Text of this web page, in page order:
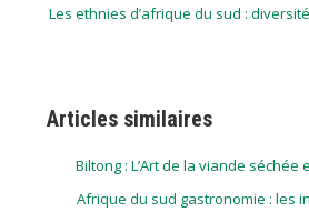
Les ethnies d’afrique du sud :
Articles similaires
Biltong : L’Art de la viande
Afrique du sud gastronomie : les